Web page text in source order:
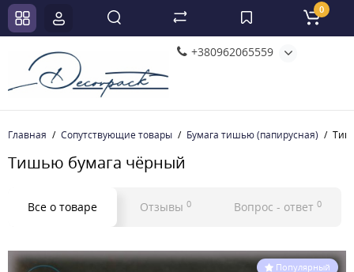
+380962065559
0
Главная Сопутствующие товары Бумага тишью (папирусная)
Тишью бумага чёрный
Все о товаре Отзывы 0 Вопрос - ответ 0
Популярный